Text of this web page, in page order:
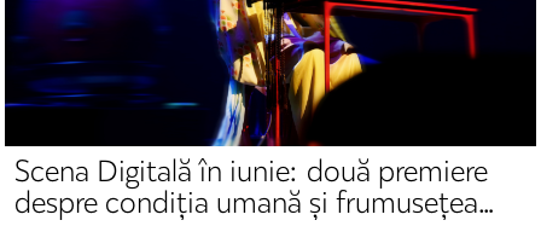
Scena Digitală în iunie: două premiere
despre condiția umană și frumusețea